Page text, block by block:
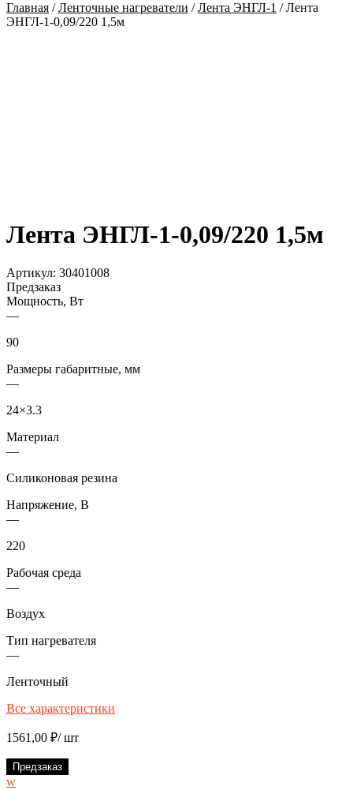
Главная /Ленточные нагреватели /Лента ЭНГЛ-1 /Лента
ЭНГЛ-1-0,09/220 1,5м
Лента ЭНГЛ-1-0,09/220 1,5м
Артикул: 30401008
Предзаказ
Мощность, Вт
—
90
Размеры габаритные, мм
—
24×3.3
Материал
—
Cиликоновая резина
Напряжение, В
—
220
Рабочая среда
—
Воздух
Тип нагревателя
—
Ленточный
Все характеристики
1561,00 ₽/ шт
Предзаказ
w